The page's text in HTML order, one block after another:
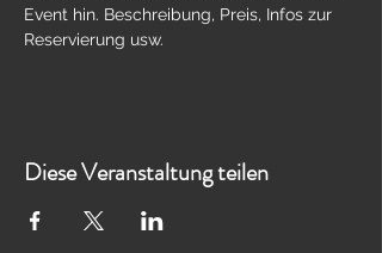
Event hin. Beschreibung, Preis, Infos zur
Reservierung usw.
Diese Veranstaltung teilen